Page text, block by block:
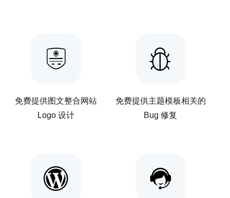
免费提供图文整合网站
Logo 设计
免费提供主题模板相关的
Bug 修复